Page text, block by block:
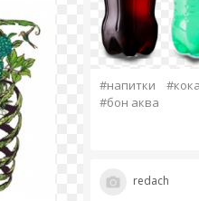
#напитки
#бон аква
redach